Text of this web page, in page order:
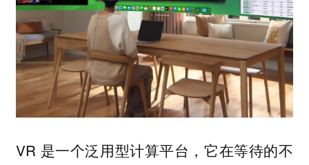
VR 是一个泛用型计算平台，它在等待的不